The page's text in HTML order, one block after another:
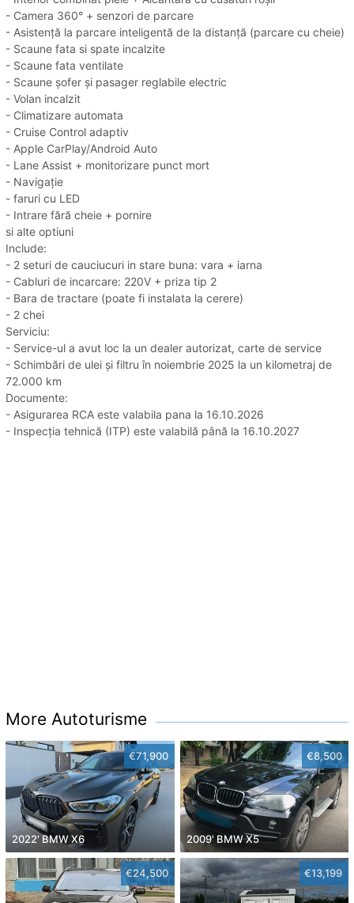
- Camera 360° + senzori de parcare
- Asistență la parcare inteligentă de la distanță (parcare cu cheie)
- Scaune fata si spate incalzite
- Scaune fata ventilate
- Scaune șofer și pasager reglabile electric
- Volan incalzit
- Climatizare automata
- Cruise Control adaptiv
- Apple CarPlay/Android Auto
- Lane Assist + monitorizare punct mort
- Navigație
- faruri cu LED
- Intrare fără cheie + pornire
si alte optiuni
Include:
- 2 seturi de cauciucuri in stare buna: vara + iarna
- Cabluri de incarcare: 220V + priza tip 2
- Bara de tractare (poate fi instalata la cerere)
- 2 chei
Serviciu:
- Service-ul a avut loc la un dealer autorizat, carte de service
- Schimbări de ulei și filtru în noiembrie 2025 la un kilometraj de
72.000 km
Documente:
- Asigurarea RCA este valabila pana la 16.10.2026
- Inspecția tehnică (ITP) este valabilă până la 16.10.2027
More Autoturisme
€71,900
2022' BMW X6
€8,500
2009' BMW X5
€24,500 €13,199